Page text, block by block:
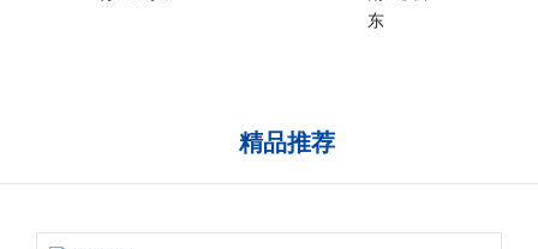
精品推荐